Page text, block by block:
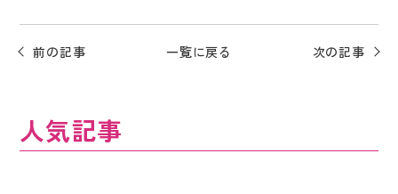
前の記事 一覧に戻る 次の記事
人気記事